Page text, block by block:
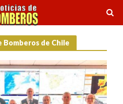
Bomberos de Chile